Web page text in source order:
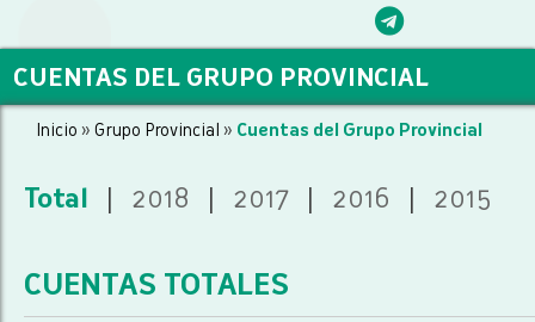
CUENTAS DEL GRUPO PROVINCIAL
Inicio » Grupo Provincial » Cuentas del Grupo Provincial
Total 2018 2017 2016 2015
CUENTAS TOTALES